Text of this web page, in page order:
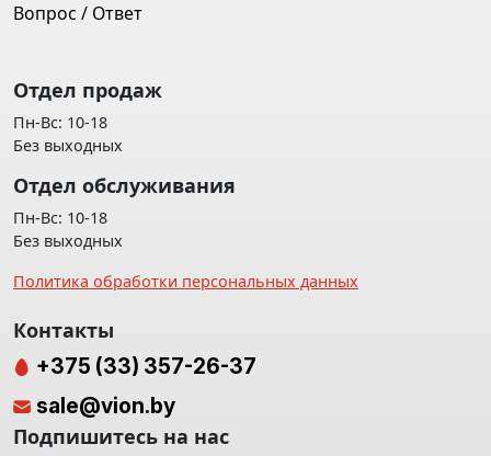
Вопрос / Ответ
Отдел продаж
Пн-Вс: 10-18
Без выходных
Отдел обслуживания
Пн-Вс: 10-18
Без выходных
Политика обработки персональных данных
Контакты
+375 (33) 357-26-37
sale@vion.by
Подпишитесь на нас